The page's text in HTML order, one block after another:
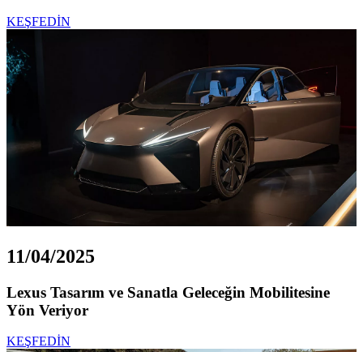
KEŞFEDİN
11/04/2025
Lexus Tasarım ve Sanatla Geleceğin Mobilitesine
Yön Veriyor
KEŞFEDİN